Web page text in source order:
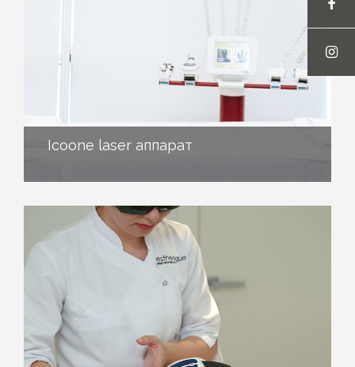
Icoone laser аппарат